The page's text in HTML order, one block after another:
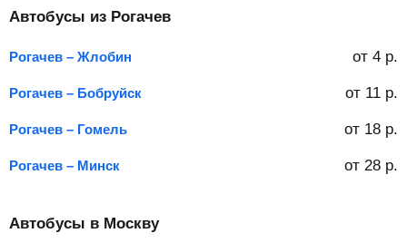
Автобусы из Рогачев
Рогачев – Жлобин от 4 р.
Рогачев – Бобруйск от 11 р.
Рогачев – Гомель от 18 р.
Рогачев – Минск от 28 р.
Автобусы в Москву